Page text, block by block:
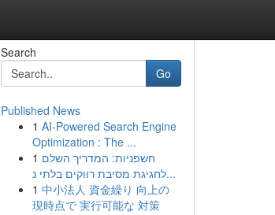
Search
Go
Published News
1 AI-Powered Search Engine
Optimization : The ...
1 חשפניות: המדריך השלם
לחגיגת מסיבת רווקים בלתי נ...
1 中小法人 資金繰り 向上の
現時点で 実行可能な 対策